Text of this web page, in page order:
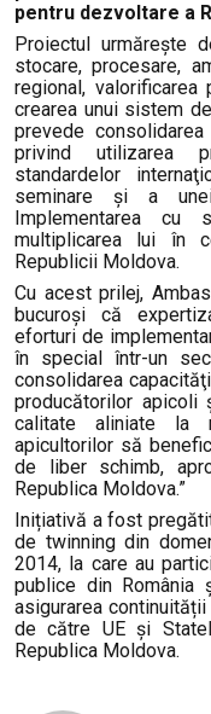
pentru dezvoltare a
Proiectul urmărește
stocare, procesare,
regional,
crearea unui sistem
prevede
privind utilizarea
standardelor
seminare și a
Implementarea
multiplicarea lui în
Republicii Moldova.
Cu acest prilej,
bucuroşi că
eforturi de
în special într-un
consolidarea
producătorilor apicoli
calitate aliniate la
apicultorilor să
de liber schimb,
Republica Moldova.”
Inițiativă a fost
de twinning din
2014, la care au
publice din România
asigurarea
de către UE și
Republica Moldova.